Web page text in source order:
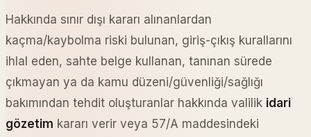
Hakkında sınır dışı kararı alınanlardan
kaçma/kaybolma riski bulunan, giriş-çıkış kurallarını
ihlal eden, sahte belge kullanan, tanınan sürede
çıkmayan ya da kamu düzeni/güvenliği/sağlığı
bakımından tehdit oluşturanlar hakkında valilik idari
gözetim kararı verir veya 57/A maddesindeki